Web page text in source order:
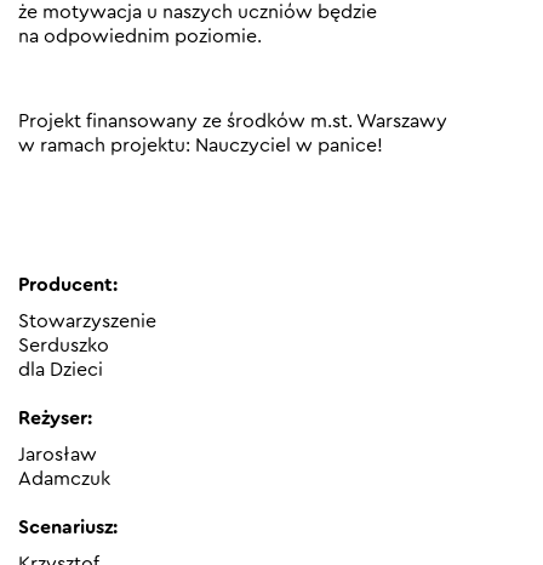
że motywacja u naszych uczniów będzie
na odpowiednim poziomie.
Projekt finansowany ze środków m.st. Warszawy
w ramach projektu: Nauczyciel w panice!
Producent:
Stowarzyszenie
Serduszko
dla Dzieci
Reżyser:
Jarosław
Adamczuk
Scenariusz: